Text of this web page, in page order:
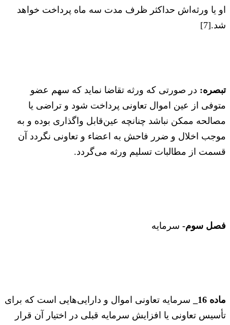
او یا ورثه‌اش حداکثر ظرف مدت سه ماه پرداخت خواهد
شد.[7]
تبصره: در صورتی که ورثه تقاضا نماید که سهم عضو
متوفی از عین اموال تعاونی پرداخت شود و تراضی یا
مصالحه ممکن نباشد چنانچه عین‌قابل واگذاری بوده و به
موجب اخلال و ضرر فاحش به اعضاء و تعاونی نگردد آن
قسمت از مطالبات تسلیم ورثه می‌گردد.
فصل سوم- سرمایه
ماده 16_
سرمایه تعاونی اموال و دارایی‌هایی است که برای
تأسیس تعاونی یا افزایش سرمایه قبلی در اختیار آن قرار